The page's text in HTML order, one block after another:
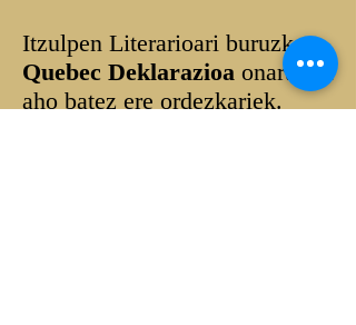
Itzulpen Literarioari buruzko
Quebec Deklarazioa onartu da
aho batez ere ordezkariek.